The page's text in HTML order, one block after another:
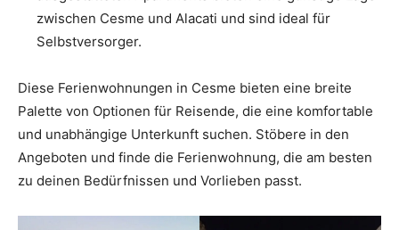
zwischen Cesme und Alacati und sind ideal für
Selbstversorger.
Diese Ferienwohnungen in Cesme bieten eine breite
Palette von Optionen für Reisende, die eine komfortable
und unabhängige Unterkunft suchen. Stöbere in den
Angeboten und finde die Ferienwohnung, die am besten
zu deinen Bedürfnissen und Vorlieben passt.